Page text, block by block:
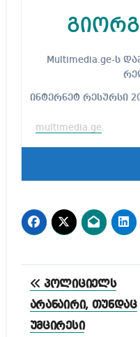
Multimedia.ge-ს დამფუძნებელი და მთავარი
ინტერნეტ რესურსი
multimedia.ge
პოსტის
ნავიგაცია
პოლიციელს
არანაირი, თუნდაც
უმცირესი